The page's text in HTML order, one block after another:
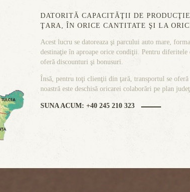
DATORITĂ CAPACITĂŢII DE
ŢARA, ÎN ORICE CANTITATE ŞI LA
Acest lucru se datoreaza şi parcului auto mare,
destinaţie în aproape orice condiţii. Pentru
oferă discounturi şi bonusuri.
Însă, pentru toţi clienţii din ţară, transportul se
noastră este deschisă oricarei colaborări pe plan
SUNA ACUM: +40 245 210 323